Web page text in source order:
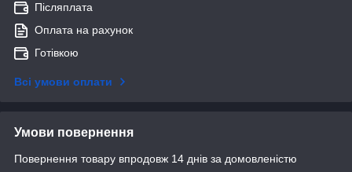
Післяплата
Оплата на рахунок
Готівкою
Всі умови оплати
Умови повернення
Повернення товару впродовж 14 днів за домовленістю